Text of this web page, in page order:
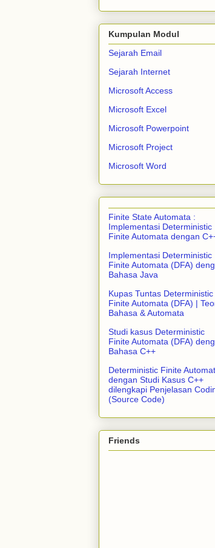
Kumpulan Modul
Sejarah Email
Sejarah Internet
Microsoft Access
Microsoft Excel
Microsoft Powerpoint
Microsoft Project
Microsoft Word
Finite State Automata :
Implementasi Deterministic
Finite Automata dengan
Implementasi Deterministic
Finite Automata (DFA)
Bahasa Java
Kupas Tuntas Deterministic
Finite Automata (DFA) |
Bahasa & Automata
Studi kasus Deterministic
Finite Automata (DFA)
Bahasa C++
Deterministic Finite
dengan Studi Kasus C++
dilengkapi Penjelasan
(Source Code)
Friends